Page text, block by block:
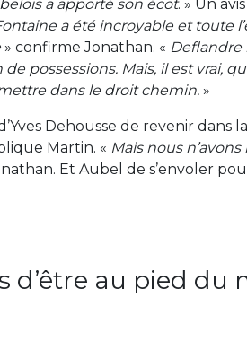
a apporté son écot. » Un
a été incroyable et toute
» confirme Jonathan. « Deflandre
possessions. Mais, il est vrai,
dans le droit chemin. »
Dehousse de revenir dans
Martin. « Mais nous
Et Aubel de s’envoler
d’être au pied du